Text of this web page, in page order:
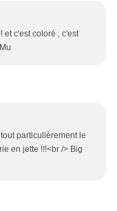
et c'est coloré , c'est
particulièrement le
en jette !!!<br /> Big